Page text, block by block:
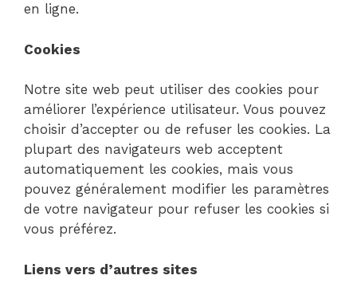
en ligne.
Cookies
Notre site web peut utiliser des cookies pour
améliorer l’expérience utilisateur. Vous pouvez
choisir d’accepter ou de refuser les cookies. La
plupart des navigateurs web acceptent
automatiquement les cookies, mais vous
pouvez généralement modifier les paramètres
de votre navigateur pour refuser les cookies si
vous préférez.
Liens vers d’autres sites